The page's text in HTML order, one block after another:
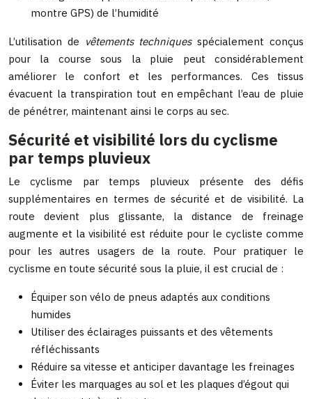
montre GPS) de l’humidité
L’utilisation de vêtements techniquesspécialement conçus
pour la course sous la pluie peut considérablement
améliorer le confort et les performances. Ces tissus
évacuent la transpiration tout en empêchant l’eau de pluie
de pénétrer, maintenant ainsi le corps au sec.
Sécurité et visibilité lors du cyclisme
par temps pluvieux
Le cyclisme par temps pluvieux présente des défis
supplémentaires en termes de sécurité et de visibilité. La
route devient plus glissante, la distance de freinage
augmente et la visibilité est réduite pour le cycliste comme
pour les autres usagers de la route. Pour pratiquer le
cyclisme en toute sécurité sous la pluie, il est crucial de :
Équiper son vélo de pneus adaptés aux conditions
humides
Utiliser des éclairages puissants et des vêtements
réfléchissants
Réduire sa vitesse et anticiper davantage les freinages
Éviter les marquages au sol et les plaques d’égout qui